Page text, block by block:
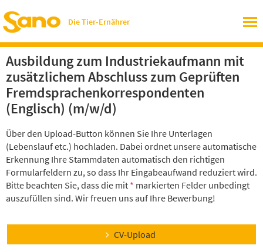
Die Tier-Ernährer
Ausbildung zum Industriekaufmann mit
zusätzlichem Abschluss zum Geprüften
Fremdsprachenkorrespondenten
(Englisch) (m/w/d)
Über den Upload-Button können Sie Ihre Unterlagen
(Lebenslauf etc.) hochladen. Dabei ordnet unsere automatische
Erkennung Ihre Stammdaten automatisch den richtigen
Formularfeldern zu, so dass Ihr Eingabeaufwand reduziert wird.
Bitte beachten Sie, dass die mit * markierten Felder unbedingt
auszufüllen sind. Wir freuen uns auf Ihre Bewerbung!
CV-Upload